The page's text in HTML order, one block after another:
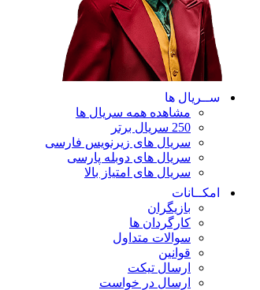
ســریال ها
مشاهده همه سریال ها
250 سریال برتر
سریال های زیرنویس فارسی
سریال های دوبله پارسی
سریال های امتیاز بالا
امکــانات
بازیگران
کارگردان ها
سوالات متداول
قوانین
ارسال تیکت
ارسال در خواست